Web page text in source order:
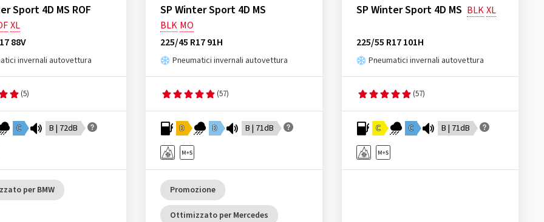
Sport 4D MS ROF
XL
88V
invernali autovettura
(5)
C B | 72dB
per BMW
SP Winter Sport 4D MS
BLK MO
225/45 R17 91H
Pneumatici invernali autovettura
(57)
D D B | 71dB
Promozione
Ottimizzato per Mercedes
SP Winter Sport 4D MS BLKXL
225/55 R17 101H
Pneumatici invernali autovettura
(57)
C C B | 71dB